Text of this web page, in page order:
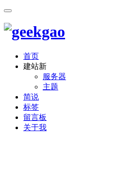
首页
建站新
服务器
主题
简说
标签
留言板
关于我